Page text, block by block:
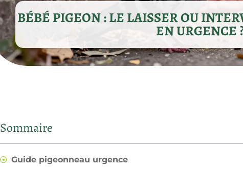
BÉBÉ PIGEON : LE LAISSER OU
EN URGENCE
Sommaire
Guide pigeonneau urgence